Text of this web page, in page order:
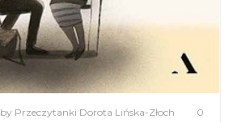
by Przeczytanki Dorota Lińska-Złoch 0